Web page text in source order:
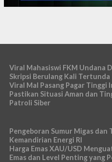
Viral Mahasiswi FKM Undana
Skripsi Berulang Kali Tertunda
Viral Mal Pasang Pagar Tinggi
Pastikan Situasi Aman dan
Patroli Siber
Pengeboran Sumur Migas dan
Kemandirian Energi RI
Harga Emas XAU/USD
Emas dan Level Penting yang